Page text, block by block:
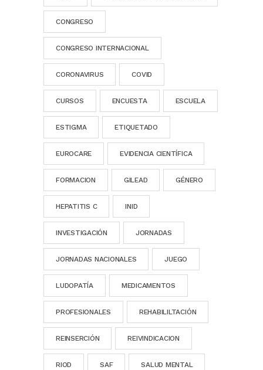
CONGRESO
CONGRESO INTERNACIONAL
CORONAVIRUS COVID
CURSOS ENCUESTA ESCUELA
ESTIGMA ETIQUETADO
EUROCARE EVIDENCIA CIENTÍFICA
FORMACION GILEAD GÉNERO
HEPATITIS C INID
INVESTIGACIÓN JORNADAS
JORNADAS NACIONALES JUEGO
LUDOPATÍA MEDICAMENTOS
PROFESIONALES REHABILILTACIÓN
REINSERCIÓN REIVINDICACION
RIOD SAF SALUD MENTAL